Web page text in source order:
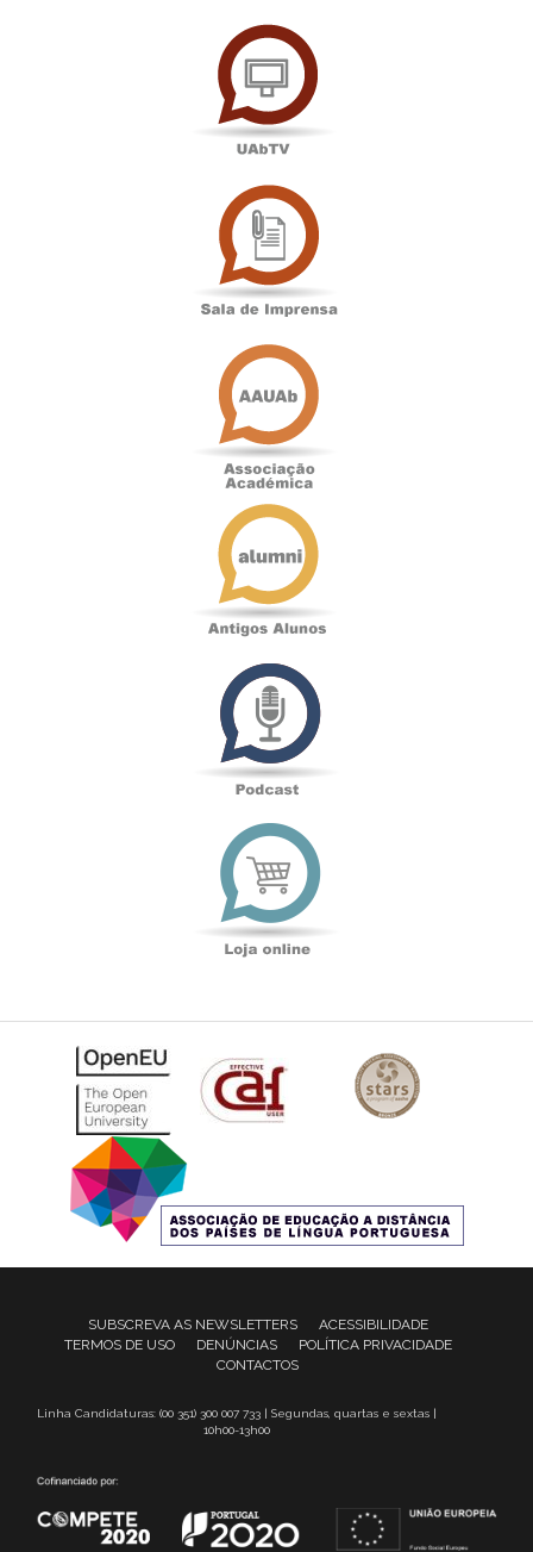
SUBSCREVA AS NEWSLETTERS
ACESSIBILIDADE
TERMOS DE USO
DENÚNCIAS
POLÍTICA PRIVACIDADE
CONTACTOS
Linha Candidaturas: (00 351) 300 007 733 | Segundas, quartas e sextas |
10h00-13h00